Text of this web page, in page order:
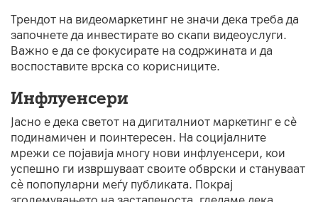
Трендот на видеомаркетинг не значи дека треба да
започнете да инвестирате во скапи видеоуслуги.
Важно е да се фокусирате на содржината и да
воспоставите врска со корисниците.
Инфлуенсери
Јасно е дека светот на дигиталниот маркетинг е сè
подинамичен и поинтересен. На социјалните
мрежи се појавија многу нови инфлуенсери, кои
успешно ги извршуваат своите обврски и стануваат
сè попопуларни меѓу публиката. Покрај